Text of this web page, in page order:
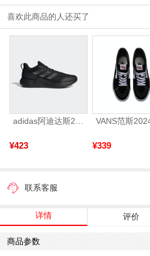
喜欢此商品的人还买了
¥423 ¥339
联系客服
详情 评价
商品参数